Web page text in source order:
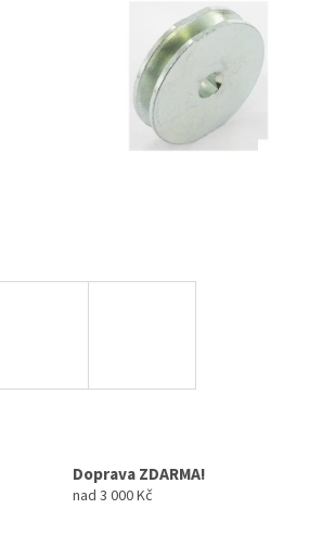
Doprava ZDARMA!
nad 3 000 Kč